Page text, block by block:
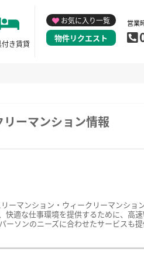
付き賃貸
お気に入り一覧
物件リクエスト
営業
ーマンション情報
ーマンション・ウィークリーマンショ
快適な仕事環境を提供するために、高
ーソンのニーズに合わせたサービスも